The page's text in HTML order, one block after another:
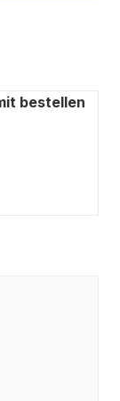
bestellen